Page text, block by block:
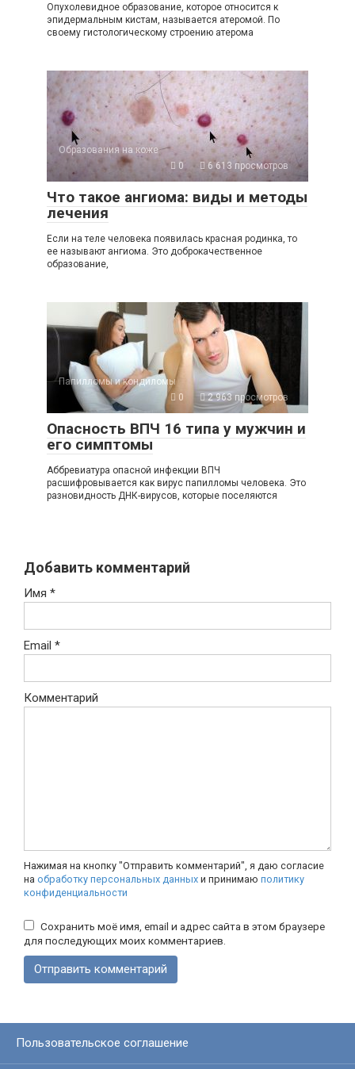
Опухолевидное образование, которое относится к
эпидермальным кистам, называется атеромой. По
своему гистологическому строению атерома
Образования на коже
0
6 613 просмотров
Что такое ангиома: виды и методы
лечения
Если на теле человека появилась красная родинка, то
ее называют ангиома. Это доброкачественное
образование,
Папилломы и кондиломы
0
2 963 просмотров
Опасность ВПЧ 16 типа у мужчин и
его симптомы
Аббревиатура опасной инфекции ВПЧ
расшифровывается как вирус папилломы человека. Это
разновидность ДНК-вирусов, которые поселяются
Добавить комментарий
Имя *
Email *
Комментарий
Нажимая на кнопку "Отправить комментарий", я даю согласие
на обработку персональных данных и принимаю политику
конфиденциальности
Сохранить моё имя, email и адрес сайта в этом браузере
для последующих моих комментариев.
Пользовательское соглашение